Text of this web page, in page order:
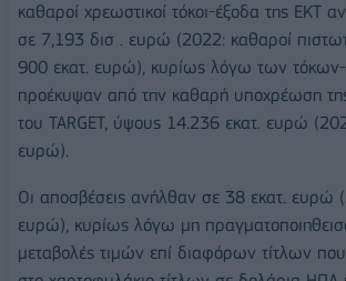
καθαροί χρεωστικοί τόκοι-έξοδα της ΕΚΤ
σε 7,193 δισ . ευρώ (2022: καθαροί
900 εκατ. ευρώ), κυρίως λόγω των
προέκυψαν από την καθαρή υποχρέωση
του TARGET, ύψους 14.236 εκατ. ευρώ
ευρώ).
Οι αποσβέσεις ανήλθαν σε 38 εκατ. ευρώ
ευρώ), κυρίως λόγω μη
μεταβολές τιμών επί διαφόρων τίτλων που